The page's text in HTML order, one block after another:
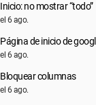
Inicio: no mostrar “todo”
el 6 ago.
Página de inicio de
el 6 ago.
Bloquear columnas
el 6 ago.